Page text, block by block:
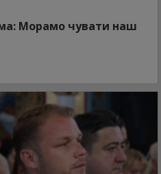
Морамо чувати наш